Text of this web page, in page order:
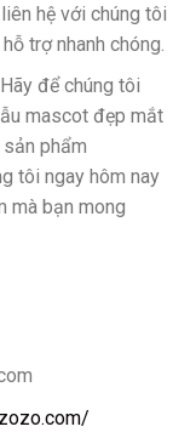
hệ với chúng tôi
trợ nhanh chóng.
để chúng tôi
mascot đẹp mắt
phẩm
tôi ngay hôm nay
mà bạn mong